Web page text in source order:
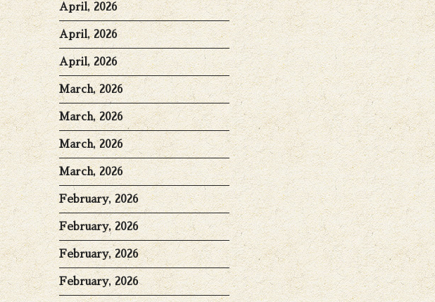
April, 2026
April, 2026
April, 2026
March, 2026
March, 2026
March, 2026
March, 2026
February, 2026
February, 2026
February, 2026
February, 2026